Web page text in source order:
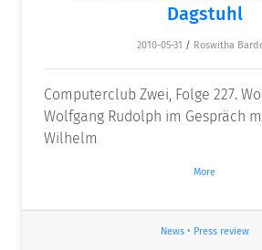
Dagstuhl
2010-05-31 / Roswitha
Computerclub Zwei, Folge 227.
Wolfgang Rudolph im Gespräch
Wilhelm
More
News• Press review